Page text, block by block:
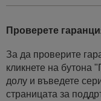
Проверете
За да проверите
кликнете на бутона
долу и въведете
страницата за